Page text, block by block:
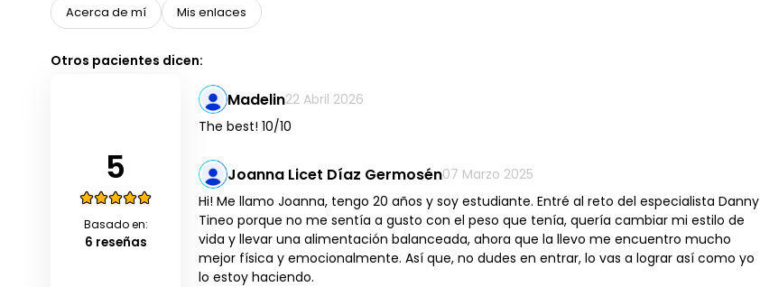
Acerca de mí Mis enlaces
Otros pacientes dicen:
5
Basado en:
6 reseñas
Madelin22 Abril 2026
The best! 10/10
Joanna Licet Díaz Germosén07 Marzo 2025
Hi! Me llamo Joanna, tengo 20 años y soy estudiante. Entré al reto del especialista Danny
Tineo porque no me sentía a gusto con el peso que tenía, quería cambiar mi estilo de
vida y llevar una alimentación balanceada, ahora que la llevo me encuentro mucho
mejor física y emocionalmente. Así que, no dudes en entrar, lo vas a lograr así como yo
lo estoy haciendo.